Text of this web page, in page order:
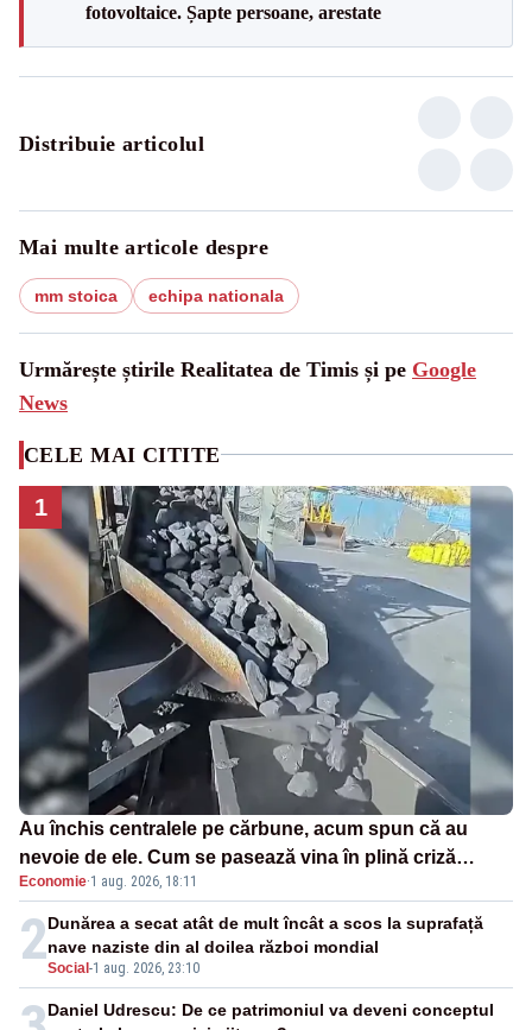
fotovoltaice. Șapte persoane, arestate
Distribuie articolul
Mai multe articole despre
mm stoica echipa nationala
Urmărește știrile Realitatea de Timis și pe Google
News
CELE MAI CITITE
1
Au închis centralele pe cărbune, acum spun că au
nevoie de ele. Cum se pasează vina în plină criză
energetică
Economie·1 aug. 2026, 18:11
2Social -1 aug. 2026, 23:10
Dunărea a secat atât de mult încât a scos la suprafață
nave naziste din al doilea război mondial
Daniel Udrescu: De ce patrimoniul va deveni conceptul